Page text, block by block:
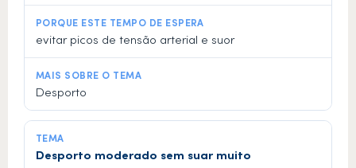
evitar picos de tensão arterial e suor
Desporto
Desporto moderado sem suar muito